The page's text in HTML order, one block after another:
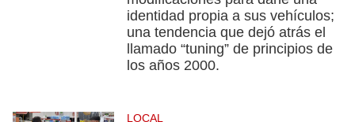
identidad propia a sus vehículos;
una tendencia que dejó atrás el
llamado “tuning” de principios de
los años 2000.
LOCAL